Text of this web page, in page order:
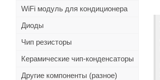
WiFi модуль для кондиционера
Диоды
Чип резисторы
Керамические чип-конденсаторы
Другие компоненты (разное)